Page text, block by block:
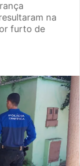
na
furto de